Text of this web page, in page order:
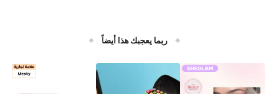
ربما يعجبك هذا أيضاً